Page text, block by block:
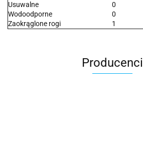
Usuwalne
0
Wodoodporne
0
Zaokrąglone rogi
1
Producenci